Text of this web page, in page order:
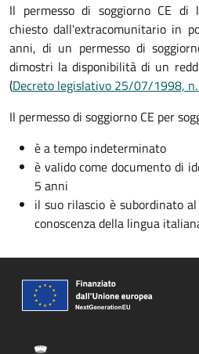
Il permesso di soggiorno CE di
chiesto dall'extracomunitario in
anni, di un permesso di
dimostri la disponibilità di un
(Decreto legislativo 25/07/1998,
Il permesso di soggiorno CE per
è a tempo indeterminato
è valido come documento di
5 anni
il suo rilascio è subordinato
conoscenza della lingua